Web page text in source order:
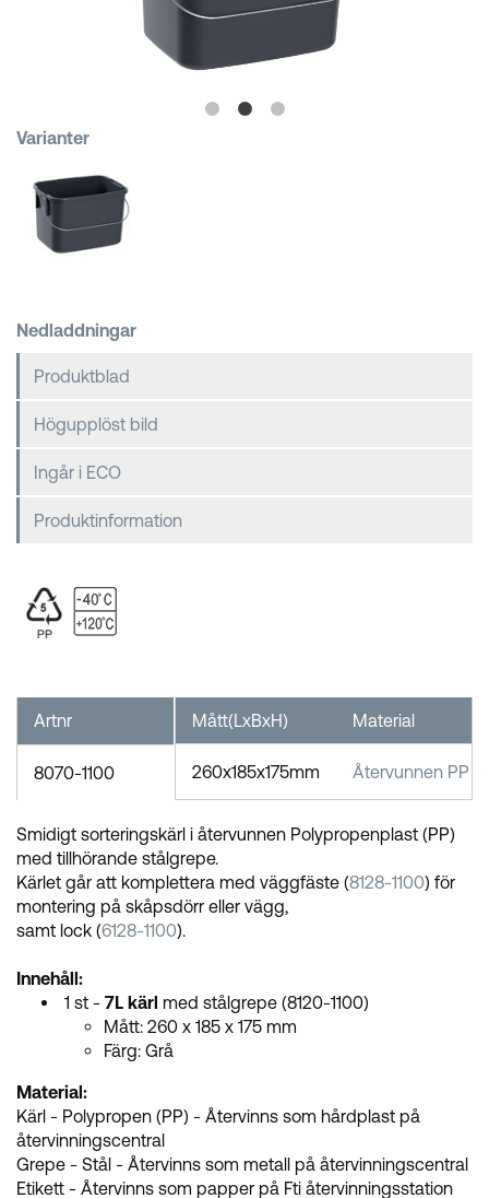
Kundkorgar
Varianter
Nedladdningar
Produktblad
Högupplöst bild
Ingår i ECO
Produktinformation
Mått(LxBxH) Material
260x185x175mm Återvunnen PP
Artnr
8070-1100
Smidigt sorteringskärl i återvunnen Polypropenplast (PP)
med tillhörande stålgrepe.
Kärlet går att komplettera med väggfäste (8128-1100) för
montering på skåpsdörr eller vägg,
samt lock (6128-1100).
Innehåll:
1 st - 7L kärl med stålgrepe (8120-1100)
Mått: 260 x 185 x 175 mm
Färg: Grå
Material:
Kärl - Polypropen (PP) - Återvinns som hårdplast på
återvinningscentral
Grepe - Stål - Återvinns som metall på återvinningscentral
Etikett - Återvinns som papper på Fti återvinningsstation